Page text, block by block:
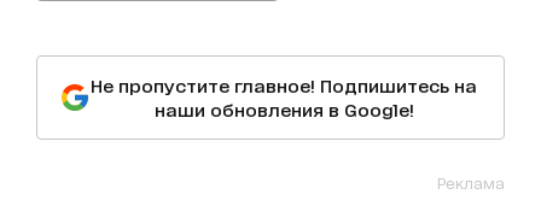
Не пропустите главное! Подпишитесь на
наши обновления в Google!
Реклама